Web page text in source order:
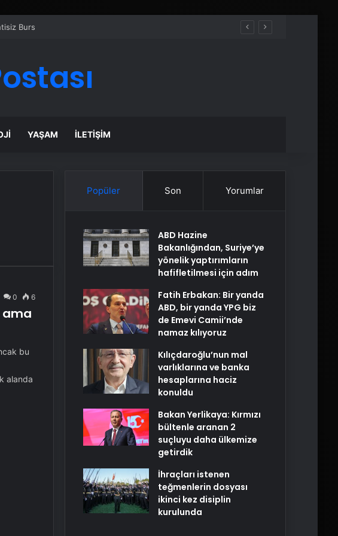
Burs
YAŞAM İLETIŞIM
0 6
ama
bu
alanda
Popüler Son Yorumlar
ABD Hazine
Bakanlığından, Suriye’ye
yönelik yaptırımların
hafifletilmesi için adım
Fatih Erbakan: Bir yanda
ABD, bir yanda YPG biz
de Emevi Camii’nde
namaz kılıyoruz
Kılıçdaroğlu’nun mal
varlıklarına ve banka
hesaplarına haciz
konuldu
Bakan Yerlikaya: Kırmızı
bültenle aranan 2
suçluyu daha ülkemize
getirdik
İhraçları istenen
teğmenlerin dosyası
ikinci kez disiplin
kurulunda